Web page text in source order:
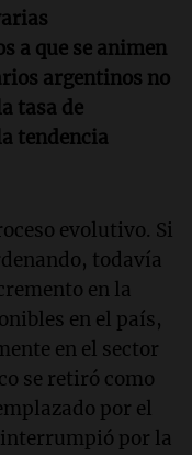
a que se animen
argentinos no
tasa de
tendencia
evolutivo. Si
todavía
en la
en el país,
en el sector
se retiró como
por el
interrumpió por la